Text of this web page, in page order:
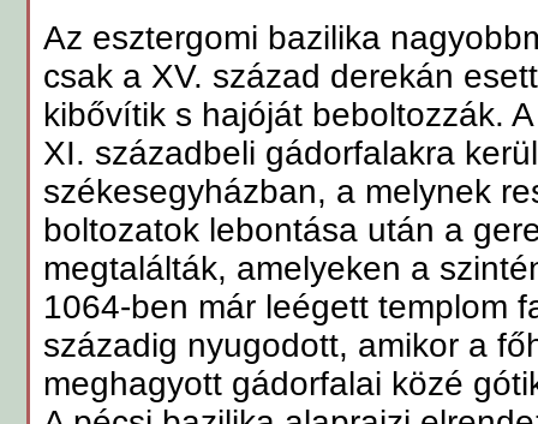
Az esztergomi bazilika
csak a XV. század derekán
kibővítik s hajóját beboltozzák.
XI. századbeli gádorfalakra
székesegyházban, a melynek
boltozatok lebontása után a
megtalálták, amelyeken a
1064-ben már leégett templom
századig nyugodott, amikor a
meghagyott gádorfalai közé